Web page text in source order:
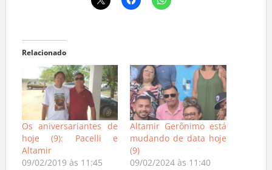
Relacionado
Os aniversariantes de
hoje (9): Pacelli e
Altamir
09/02/2019 às 11:45
Altamir Gerônimo está
mudando de data hoje
(9)
09/02/2024 às 11:40